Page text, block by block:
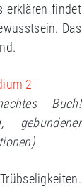
erklären findet
Das
Buch!
gebundener